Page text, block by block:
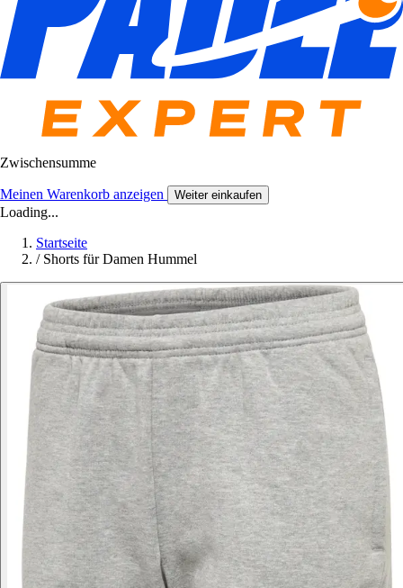
Zwischensumme
Meinen Warenkorb anzeigen Weiter einkaufen
Loading...
Startseite
/ Shorts für Damen Hummel